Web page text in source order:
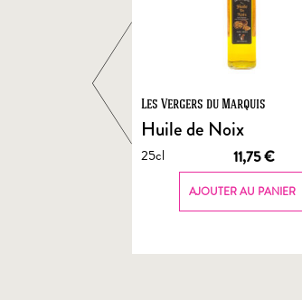
Les Vergers du Marquis
Huile de Noix
25cl 11,75€
AJOUTER AU PANIER